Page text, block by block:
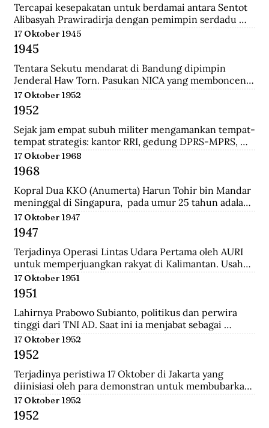
Tercapai kesepakatan untuk berdamai antara Sentot
Alibasyah Prawiradirja dengan pemimpin serdadu
Belanda sehingga Sentot menghentikan peperangan.
Sentot Alibasyah (Pasha 'yang tinggi') menjadi
panglima di pasukan Diponegoro waktu masih
berumur 17 tahun. Ia adalah keturunan bupati
Madiun.
17 Oktober 1945
1945
Tentara Sekutu mendarat di Bandung dipimpin
Jenderal Haw Torn. Pasukan NICA yang membonceng
Sekutu berusaha mengembalikan kekuasaan Belanda
di Indonesia. Secara sepihak Sekutu meminta agar
senjata yang dilucuti pasukan TKR dari tentara
Jepang diserahkan kepada Sekutu.
17 Oktober 1952
1952
Sejak jam empat subuh militer mengamankan tempat-
tempat strategis: kantor RRI, gedung DPRS-MPRS,
dan stasiun-stasiun keretapi. Pukul delapan pagi,
kerumuman massa menjalar; mereka diangkut dari
pabrik-pabrik di luar kota, sisanya dari Jakarta
dikelola jagoan-jagoan Betawi. Tentara mengorganisir
demonstrasi itu, dengan dukungan tank dan artileri,
bergerak ke istana presiden, menuntut pembubaran
parlemen.
17 Oktober 1968
1968
Kopral Dua KKO (Anumerta) Harun Tohir bin Mandar
meninggal di Singapura,  pada umur 25 tahun adalah
salah satu dari dua anggota KKO Korps Komando; kini
disebut Korps Marinir Indonesia yang ditangkap di
Singapura pada saat terjadinya Konfrontasi dengan
Malaysia. Bersama dengan seorang anggota KKO
lainnya bernama Usman, ia dihukum gantung oleh
pemerintah Singapura pada Oktober 1968 dengan
tuduhan meletakkan bom di wilayah pusat kota
Singapura yang padat pada 10 Maret 1965.
17 Oktober 1947
1947
Terjadinya Operasi Lintas Udara Pertama oleh AURI
untuk memperjuangkan rakyat di Kalimantan. Usaha
ini berhasil menerobos blokade udara Belanda dan
berhasil menerjunkan pasukan didaratan Kalimantan
dan membantu pasukan gerilaya dalam melawan
NICA.
17 Oktober 1951
1951
Lahirnya Prabowo Subianto, politikus dan perwira
tinggi dari TNI AD. Saat ini ia menjabat sebagai
Menteri Pertahanan.
17 Oktober 1952
1952
Terjadinya peristiwa 17 Oktober di Jakarta yang
diinisiasi oleh para demonstran untuk membubarkan
Parlemen Indonesia akibat korupsi yang meluas dan
memburuk di Indonesia.
17 Oktober 1952
1952